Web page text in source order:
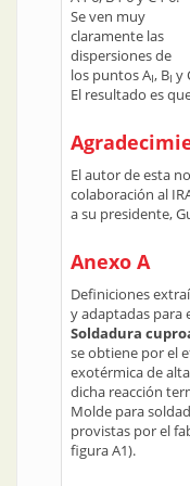
Se ven muy
claramente las
dispersiones de
los puntos AI, BI y
El resultado es
El autor de esta
colaboración al
a su presidente,
Anexo A
Definiciones
y adaptadas para
Soldadura
se obtiene por el
exotérmica de
dicha reacción
Molde para
provistas por el
figura A1).